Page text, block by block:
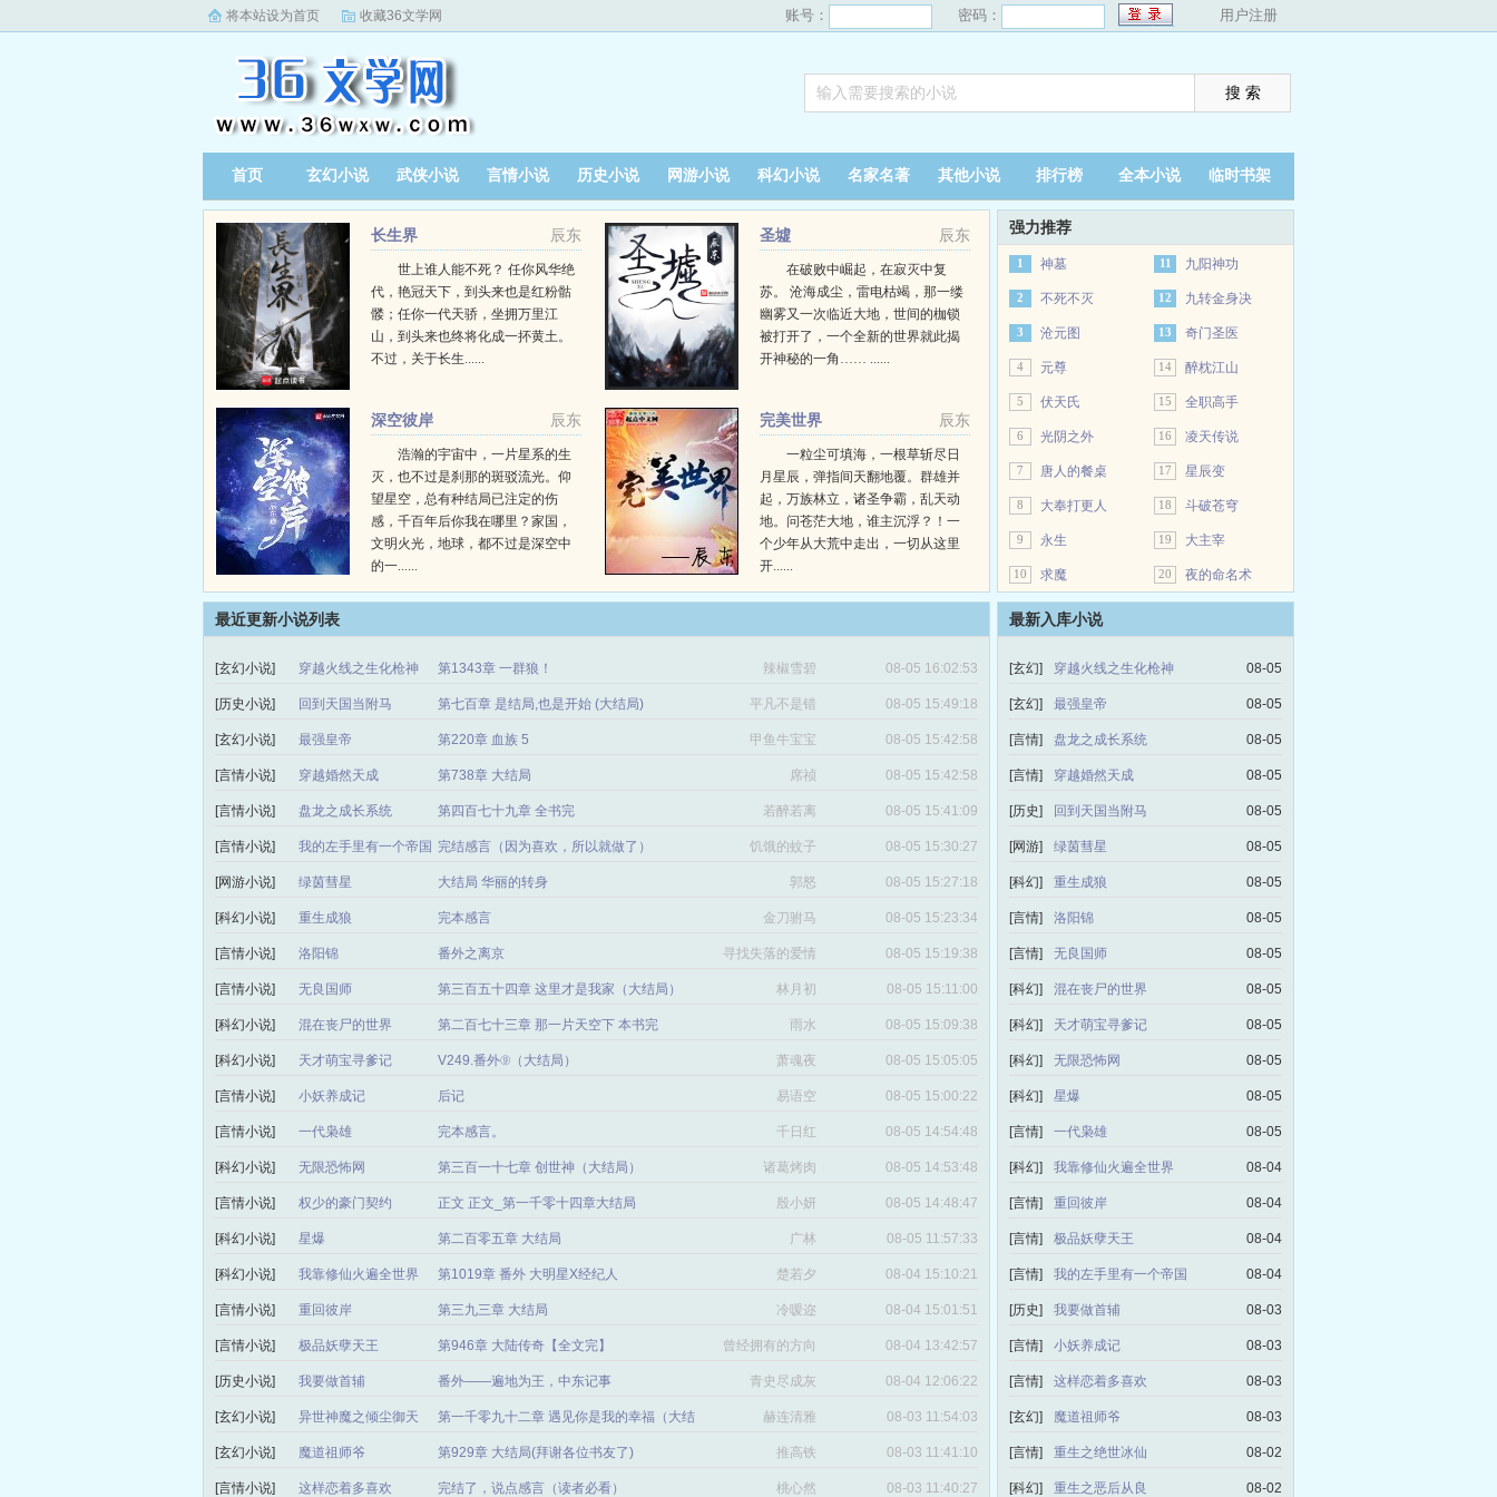
将本站设为首页 收藏36文学网 账号： 密码： 用户注册
首页 玄幻小说 武侠小说 言情小说 历史小说 网游小说 科幻小说 名家名著 其他小说 排行榜 全本小说 临时书架
辰东
长生界
世上谁人能不死？ 任你风华绝
代，艳冠天下，到头来也是红粉骷
髅；任你一代天骄，坐拥万里江
山，到头来也终将化成一抔黄土。
不过，关于长生......
辰东
圣墟
在破败中崛起，在寂灭中复
苏。 沧海成尘，雷电枯竭，那一缕
幽雾又一次临近大地，世间的枷锁
被打开了，一个全新的世界就此揭
开神秘的一角…… ......
辰东
深空彼岸
浩瀚的宇宙中，一片星系的生
灭，也不过是刹那的斑驳流光。仰
望星空，总有种结局已注定的伤
感，千百年后你我在哪里？家国，
文明火光，地球，都不过是深空中
的一......
辰东
完美世界
一粒尘可填海，一根草斩尽日
月星辰，弹指间天翻地覆。群雄并
起，万族林立，诸圣争霸，乱天动
地。问苍茫大地，谁主沉浮？！一
个少年从大荒中走出，一切从这里
开......
强力推荐
1 神墓
2 不死不灭
3 沧元图
4 元尊
5 伏天氏
6 光阴之外
7 唐人的餐桌
8 大奉打更人
9 永生
10 求魔
11 九阳神功
12 九转金身决
13 奇门圣医
14 醉枕江山
15 全职高手
16 凌天传说
17 星辰变
18 斗破苍穹
19 大主宰
20 夜的命名术
最近更新小说列表
[玄幻小说] 穿越火线之生化枪神 第1343章 一群狼！ 辣椒雪碧 08-05 16:02:53
[历史小说] 回到天国当附马 第七百章 是结局,也是开始 (大结局) 平凡不是错 08-05 15:49:18
[玄幻小说] 最强皇帝 第220章 血族 5 甲鱼牛宝宝 08-05 15:42:58
[言情小说] 穿越婚然天成 第738章 大结局 席祯 08-05 15:42:58
[言情小说] 盘龙之成长系统 第四百七十九章 全书完 若醉若离 08-05 15:41:09
[言情小说] 我的左手里有一个帝国 完结感言（因为喜欢，所以就做了） 饥饿的蚊子 08-05 15:30:27
[网游小说] 绿茵彗星 大结局 华丽的转身 郭怒 08-05 15:27:18
[科幻小说] 重生成狼 完本感言 金刀驸马 08-05 15:23:34
[言情小说] 洛阳锦 番外之离京 寻找失落的爱情 08-05 15:19:38
[言情小说] 无良国师 第三百五十四章 这里才是我家（大结局） 林月初 08-05 15:11:00
[科幻小说] 混在丧尸的世界 第二百七十三章 那一片天空下 本书完 雨水 08-05 15:09:38
[科幻小说] 天才萌宝寻爹记 V249.番外⑨（大结局） 萧魂夜 08-05 15:05:05
[言情小说] 小妖养成记 后记 易语空 08-05 15:00:22
[言情小说] 一代枭雄 完本感言。 千日红 08-05 14:54:48
[科幻小说] 无限恐怖网 第三百一十七章 创世神（大结局） 诸葛烤肉 08-05 14:53:48
[言情小说] 权少的豪门契约 正文 正文_第一千零十四章大结局 殷小妍 08-05 14:48:47
[科幻小说] 星爆 第二百零五章 大结局 广林 08-05 11:57:33
[科幻小说] 我靠修仙火遍全世界 第1019章 番外 大明星X经纪人 楚若夕 08-04 15:10:21
[言情小说] 重回彼岸 第三九三章 大结局 冷嗳迩 08-04 15:01:51
[言情小说] 极品妖孽天王 第946章 大陆传奇【全文完】
曾经拥有的方向
感
08-04 13:42:57
[历史小说] 我要做首辅 番外——遍地为王，中东记事 青史尽成灰 08-04 12:06:22
[玄幻小说] 异世神魔之倾尘御天
第一千零九十二章 遇见你是我的幸福（大结
局）
赫连清雅 08-03 11:54:03
[玄幻小说] 魔道祖师爷 第929章 大结局(拜谢各位书友了) 推高铁 08-03 11:41:10
[言情小说] 这样恋着多喜欢 完结了，说点感言（读者必看） 桃心然 08-03 11:40:27
最新入库小说
[玄幻] 穿越火线之生化枪神 08-05
[玄幻] 最强皇帝 08-05
[言情] 盘龙之成长系统 08-05
[言情] 穿越婚然天成 08-05
[历史] 回到天国当附马 08-05
[网游] 绿茵彗星 08-05
[科幻] 重生成狼 08-05
[言情] 洛阳锦 08-05
[言情] 无良国师 08-05
[科幻] 混在丧尸的世界 08-05
[科幻] 天才萌宝寻爹记 08-05
[科幻] 无限恐怖网 08-05
[科幻] 星爆 08-05
[言情] 一代枭雄 08-05
[科幻] 我靠修仙火遍全世界 08-04
[言情] 重回彼岸 08-04
[言情] 极品妖孽天王 08-04
[言情] 我的左手里有一个帝国 08-04
[历史] 我要做首辅 08-03
[言情] 小妖养成记 08-03
[言情] 这样恋着多喜欢 08-03
[玄幻] 魔道祖师爷 08-03
[言情] 重生之绝世冰仙 08-02
[科幻] 重生之恶后从良 08-02